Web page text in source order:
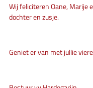
Wij feliciteren Oane, Marije
dochter en zusje.
Geniet er van met jullie